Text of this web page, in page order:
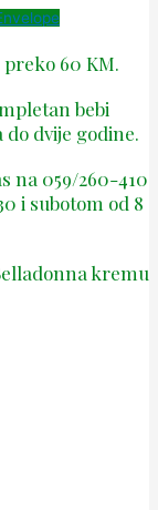
60 KM.
bebi
dvije godine.
na 059/260-410
i subotom od 8
kremu